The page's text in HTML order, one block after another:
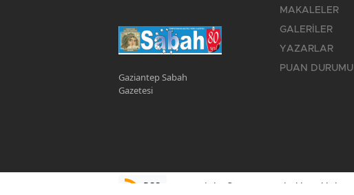
Gaziantep Sabah
Gazetesi
MAKALELER
GALERİLER
YAZARLAR
PUAN DURUMU
RSS Copyright © 2023. Her hakkı saklıdır.